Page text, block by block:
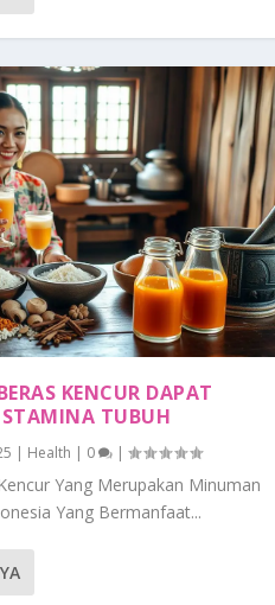
KENCUR DAPAT
TUBUH
| Health | 0 |
Yang Merupakan Minuman
Yang Bermanfaat...